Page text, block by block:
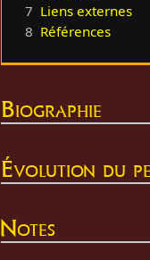
7 Liens externes
8 Références
Biographie
Évolution du
Notes